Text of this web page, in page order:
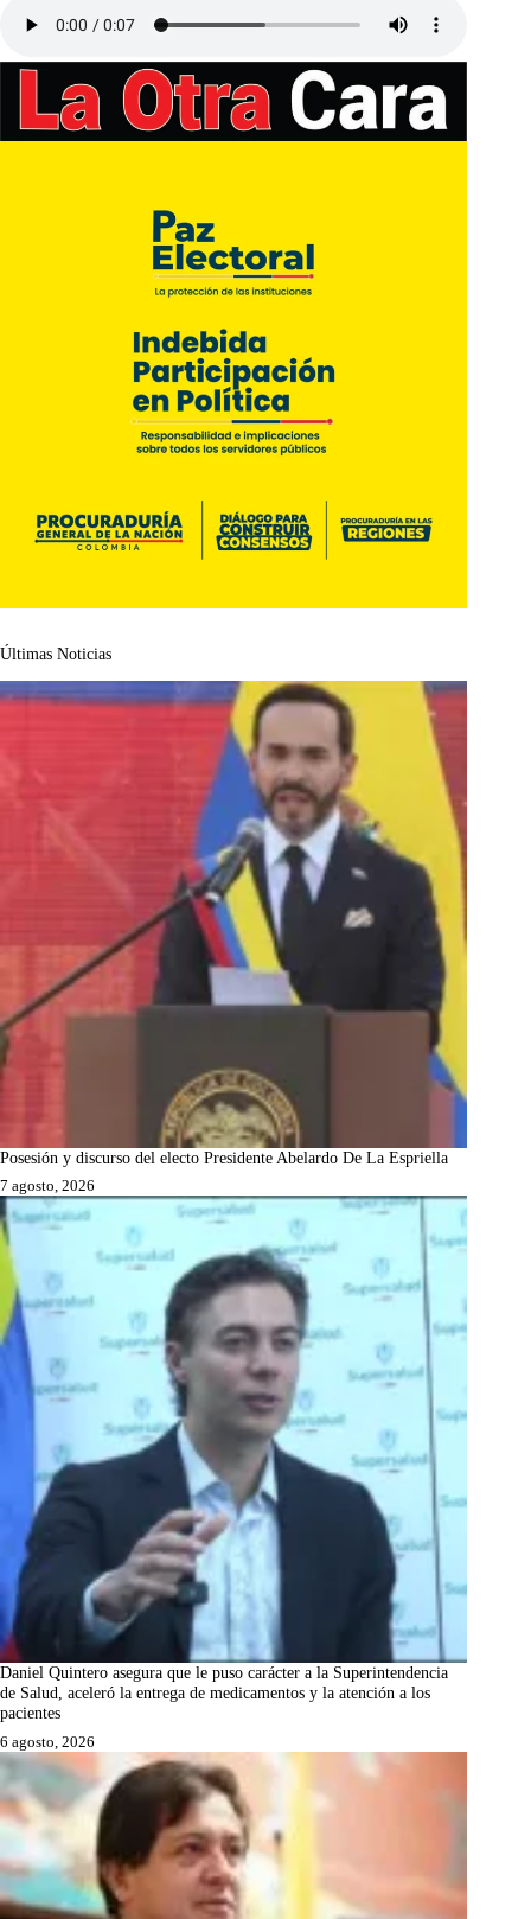
Últimas Noticias
Posesión y discurso del electo Presidente Abelardo De La Espriella
7 agosto, 2026
Daniel Quintero asegura que le puso carácter a la Superintendencia
de Salud, aceleró la entrega de medicamentos y la atención a los
pacientes
6 agosto, 2026